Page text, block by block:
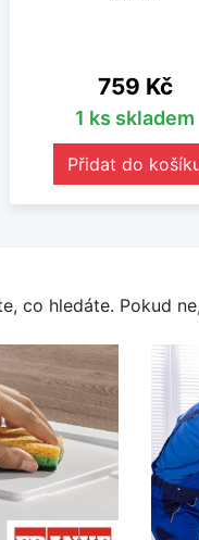
Cena
759 Kč
1 ks skladem
Přidat do
co hledáte. Pokud